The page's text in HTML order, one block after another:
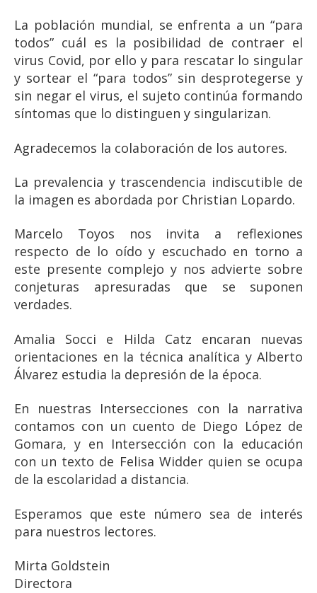
La población mundial, se enfrenta a un “para
todos” cuál es la posibilidad de contraer el
virus Covid, por ello y para rescatar lo singular
y sortear el “para todos” sin desprotegerse y
sin negar el virus, el sujeto continúa formando
síntomas que lo distinguen y singularizan.
Agradecemos la colaboración de los autores.
La prevalencia y trascendencia indiscutible de
la imagen es abordada por Christian Lopardo.
Marcelo Toyos nos invita a reflexiones
respecto de lo oído y escuchado en torno a
este presente complejo y nos advierte sobre
conjeturas apresuradas que se suponen
verdades.
Amalia Socci e Hilda Catz encaran nuevas
orientaciones en la técnica analítica y Alberto
Álvarez estudia la depresión de la época.
En nuestras Intersecciones con la narrativa
contamos con un cuento de Diego López de
Gomara, y en Intersección con la educación
con un texto de Felisa Widder quien se ocupa
de la escolaridad a distancia.
Esperamos que este número sea de interés
para nuestros lectores.
Mirta Goldstein
Directora